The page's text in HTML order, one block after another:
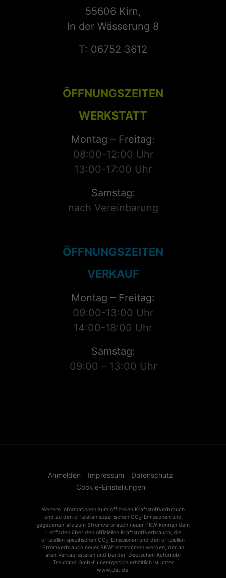
55606 Kirn,
In der Wässerung 8
T: 06752 3612
ÖFFNUNGSZEITEN
WERKSTATT
Montag – Freitag:
08:00-12:00 Uhr
13:00-17:00 Uhr
Samstag:
nach Vereinbarung
ÖFFNUNGSZEITEN
VERKAUF
Montag – Freitag:
09:00-13:00 Uhr
14:00-18:00 Uhr
Samstag:
09:00 – 13:00 Uhr
Anmelden Impressum
Datenschutz
Cookie-Einstellungen
Weitere Informationen zum offiziellen Kraftstoffverbrauch
und zu den offiziellen spezifischen CO2 -Emissionen und
gegebenenfalls zum Stromverbrauch neuer PKW können dem
'Leitfaden über den offiziellen Kraftstoffverbrauch, die
offiziellen spezifischen CO2 -Emissionen und den offiziellen
Stromverbrauch neuer PKW' entnommen werden, der an
allen Verkaufsstellen und bei der 'Deutschen Automobil
Treuhand GmbH' unentgeltlich erhältlich ist unter
www.dat.de.